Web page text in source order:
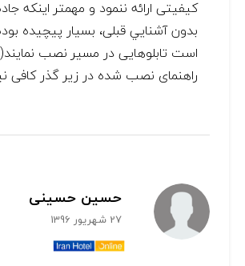
کيفيتی ارائه ننمود و مهمتر اينکه
بدون آشنايي قبلی، بسيار پيچيده
است تابلوهایی در مسير نصب
راهنمای نصب شده در زير گذر کافی
حسین حسینی
27 شهریور 1396